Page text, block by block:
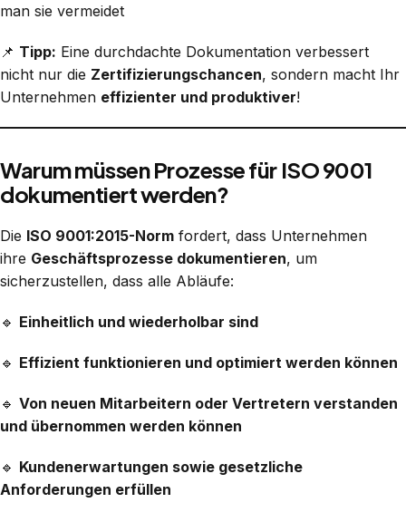
man sie vermeidet
📌 Tipp: Eine durchdachte Dokumentation verbessert
nicht nur die Zertifizierungschancen, sondern macht Ihr
Unternehmen effizienter und produktiver!
Warum müssen Prozesse für ISO 9001
dokumentiert werden?
Die ISO 9001:2015-Norm fordert, dass Unternehmen
ihre Geschäftsprozesse dokumentieren, um
sicherzustellen, dass alle Abläufe:
🔹 Einheitlich und wiederholbar sind
🔹 Effizient funktionieren und optimiert werden können
🔹 Von neuen Mitarbeitern oder Vertretern verstanden
und übernommen werden können
🔹 Kundenerwartungen sowie gesetzliche
Anforderungen erfüllen